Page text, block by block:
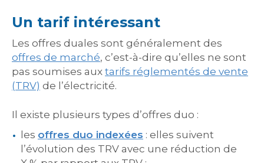
Un tarif intéressant
Les offres duales sont généralement des
offres de marché, c’est-à-dire qu’elles ne sont
pas soumises aux tarifs réglementés de vente
(TRV) de l’électricité.
Il existe plusieurs types d’offres duo :
les offres duo indexées : elles suivent
l’évolution des TRV avec une réduction de